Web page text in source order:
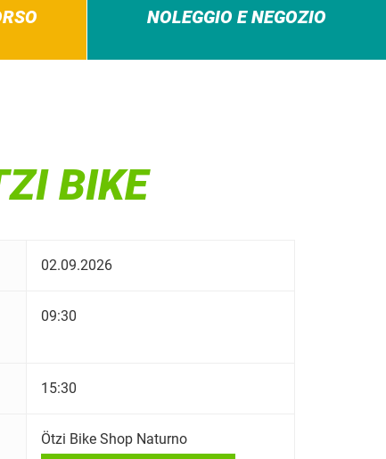
NOLEGGIO E NEGOZIO
BIKE
02.09.2026
09:30
15:30
Ötzi Bike Shop Naturno